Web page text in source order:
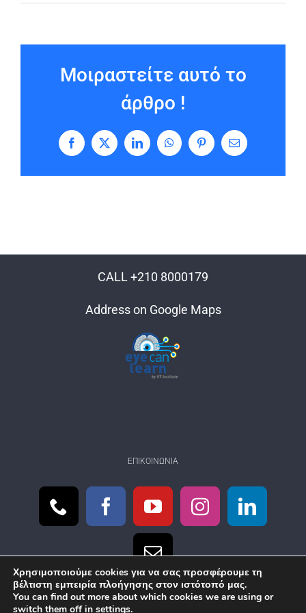
Μοιραστείτε αυτό το
άρθρο !
Facebook
X LinkedInWhatsAppPinterestEmail
CALL +210 8000179
Address on Google Maps
ΕΠΙΚΟΙΝΩΝΊΑ
Χρησιμοποιούμε cookies για να σας προσφέρουμε τη
βέλτιστη εμπειρία πλοήγησης στον ιστότοπό μας.
You can find out more about which cookies we are using or
switch them off in settings.